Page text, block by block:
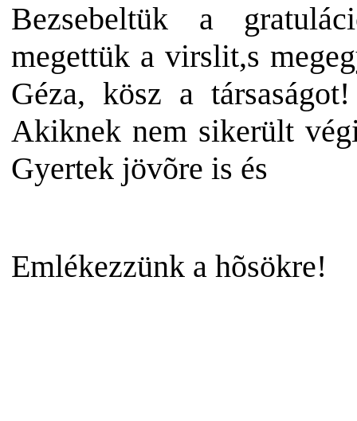
Bezsebeltük a
megettük a virslit,s
Géza, kösz a
Akiknek nem sikerült
Gyertek jövõre is és
Emlékezzünk a hõsökre!